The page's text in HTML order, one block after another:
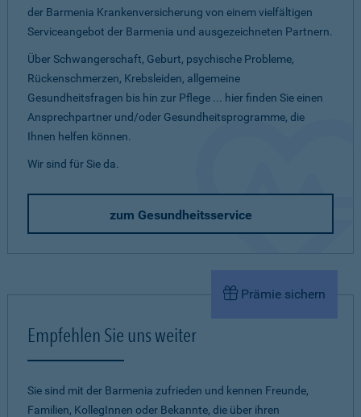
der Barmenia Krankenversicherung von einem vielfältigen
Serviceangebot der Barmenia und ausgezeichneten Partnern.
Über Schwangerschaft, Geburt, psychische Probleme,
Rückenschmerzen, Krebsleiden, allgemeine
Gesundheitsfragen bis hin zur Pflege ... hier finden Sie einen
Ansprechpartner und/oder Gesundheitsprogramme, die
Ihnen helfen können.
Wir sind für Sie da.
zum Gesundheitsservice
Prämie sichern
Empfehlen Sie uns weiter
Sie sind mit der Barmenia zufrieden und kennen Freunde,
Familien, KollegInnen oder Bekannte, die über ihren